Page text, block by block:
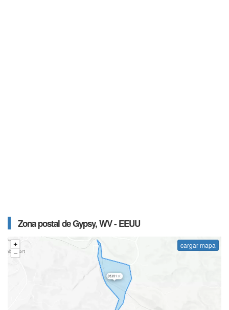
Zona postal de Gypsy, WV - EEUU
cargar mapa